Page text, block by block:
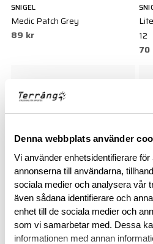
Denna webbplats använder
Vi använder enhetsidentifierare
annonserna till användarna,
sociala medier och analysera vår
även sådana identifierare och
enhet till de sociala medier och
som vi samarbetar med. Dessa
informationen med annan
SNIGEL
Medic Patch Grey
89 kr
12
70
SNIGEL
Hundmärke - 12
70 kr
50